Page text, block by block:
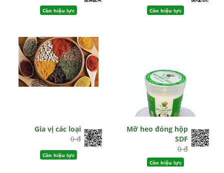
Còn hiệu lực Còn hiệu lực
Gia vị các loại
0 đ
Còn hiệu lực
Mỡ heo đóng hộp
SDF
0 đ
Còn hiệu lực